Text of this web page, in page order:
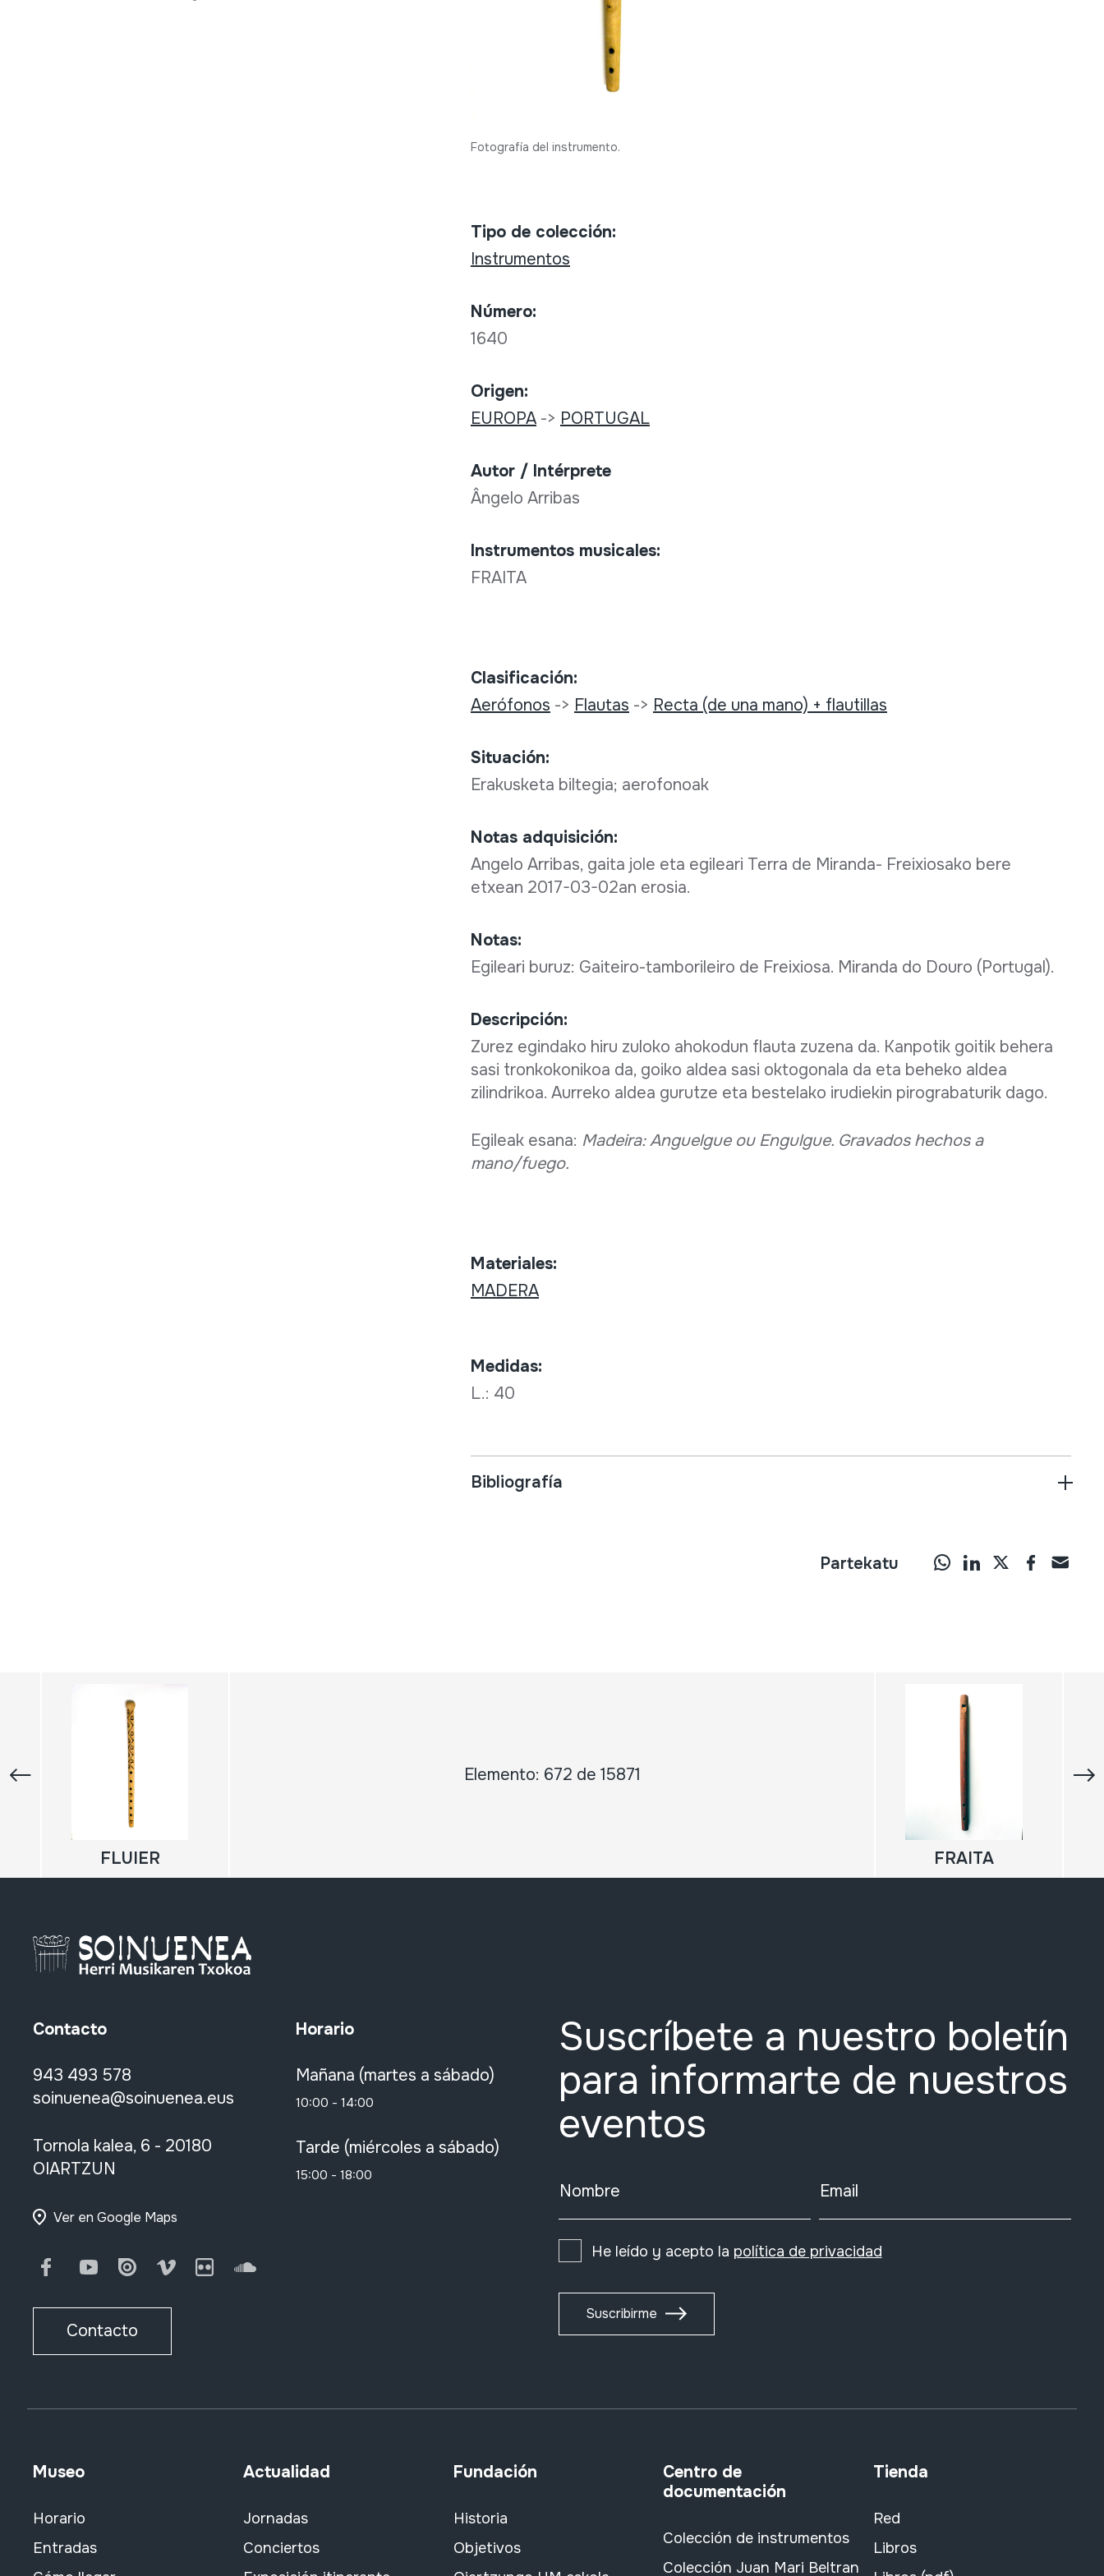
Fotografía del instrumento.
Tipo de colección:
Instrumentos
Número:
1640
Origen:
EUROPA-> PORTUGAL
Autor / Intérprete
Ângelo Arribas
Instrumentos musicales:
FRAITA
Clasificación:
Aerófonos -> Flautas -> Recta (de una mano) + flautillas
Situación:
Erakusketa biltegia; aerofonoak
Notas adquisición:
Angelo Arribas, gaita jole eta egileari Terra de Miranda- Freixiosako bere
etxean 2017-03-02an erosia.
Notas:
Egileari buruz: Gaiteiro-tamborileiro de Freixiosa. Miranda do Douro (Portugal).
Descripción:
Zurez egindako hiru zuloko ahokodun flauta zuzena da. Kanpotik goitik behera
sasi tronkokonikoa da, goiko aldea sasi oktogonala da eta beheko aldea
zilindrikoa. Aurreko aldea gurutze eta bestelako irudiekin pirograbaturik dago.
Egileak esana: Madeira: Anguelgue ou Engulgue. Gravados hechos a
mano/fuego.
Materiales:
MADERA
Medidas:
L.: 40
Bibliografía
Partekatu
Elemento: 672 de 15871
FLUIER FRAITA
Contacto
943 493 578
soinuenea@soinuenea.eus
Tornola kalea, 6 - 20180
OIARTZUN
Ver en Google Maps
FacebookYoutubeIssuu Vimeo FlickrSoundCloud
Contacto
Horario
Mañana (martes a sábado)
10:00 - 14:00
Tarde (miércoles a sábado)
15:00 - 18:00
Suscríbete a nuestro boletín
para informarte de nuestros
eventos
Nombre Email
He leído y acepto la política de privacidad
Suscribirme
Museo
Horario
Entradas
Actualidad
Jornadas
Conciertos
Fundación
Historia
Objetivos
Centro de
documentación
Colección de instrumentos
Colección Juan Mari Beltran
Tienda
Red
Libros